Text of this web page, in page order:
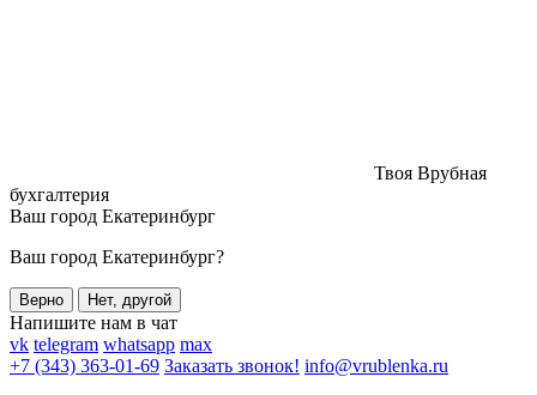
Твоя Врубная
бухгалтерия
Ваш город Екатеринбург
Ваш город Екатеринбург?
Верно Нет, другой
Напишите нам в чат
vk telegram whatsapp max
+7 (343) 363-01-69 Заказать звонок! info@vrublenka.ru